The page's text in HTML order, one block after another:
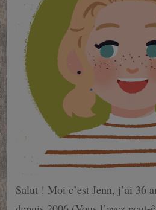
Salut ! Moi c’est Jenn, j’ai 36